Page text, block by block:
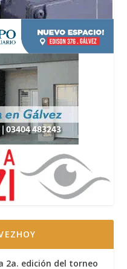
2a. edición del torneo